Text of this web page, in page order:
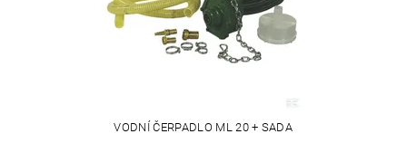
VODNÍ ČERPADLO ML 20 + SADA